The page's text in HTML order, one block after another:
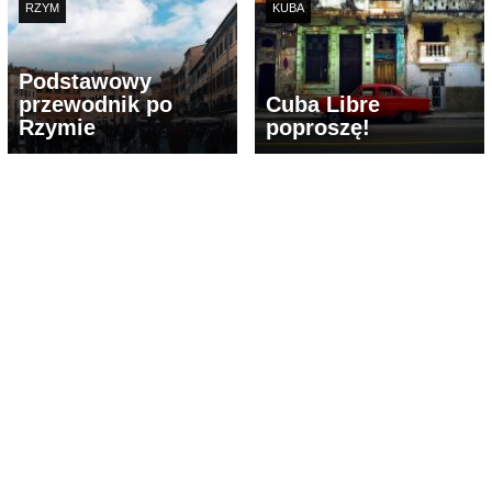
RZYM
Podstawowy
przewodnik po
Rzymie
KUBA
Cuba Libre
poproszę!